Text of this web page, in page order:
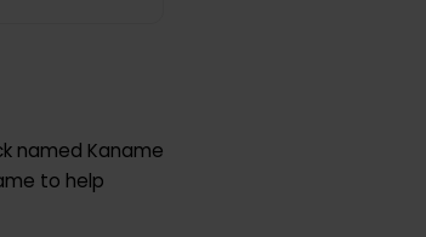
named Kaname
to help